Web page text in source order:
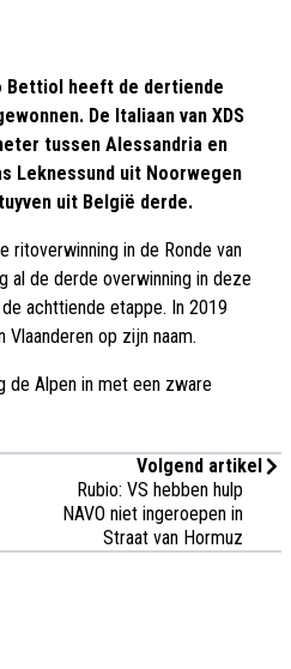
Bettiol heeft de dertiende
De Italiaan van XDS
tussen Alessandria en
Leknessund uit Noorwegen
uit België derde.
in de Ronde van
al de derde overwinning in deze
achttiende etappe. In 2019
op zijn naam.
de Alpen in met een zware
Volgend artikel
Rubio: VS hebben hulp
NAVO niet ingeroepen in
Straat van Hormuz